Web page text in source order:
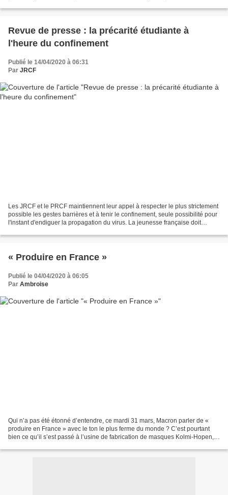
Revue de presse : la précarité étudiante à
l'heure du confinement
Publié le 14/04/2020 à 06:31
Par JRCF
Les JRCF et le PRCF maintiennent leur appel à respecter le plus strictement
possible les gestes barrières et à tenir le confinement, seule possibilité pour
l'instant d'endiguer la propagation du virus. La jeunesse française doit
« Produire en France »
Publié le 04/04/2020 à 06:05
Par Ambroise
Qui n’a pas été étonné d’entendre, ce mardi 31 mars, Macron parler de «
produire en France » avec le ton le plus ferme du monde ? C’est pourtant
bien ce qu’il s’est passé à l’usine de fabrication de masques Kolmi-Hopen,